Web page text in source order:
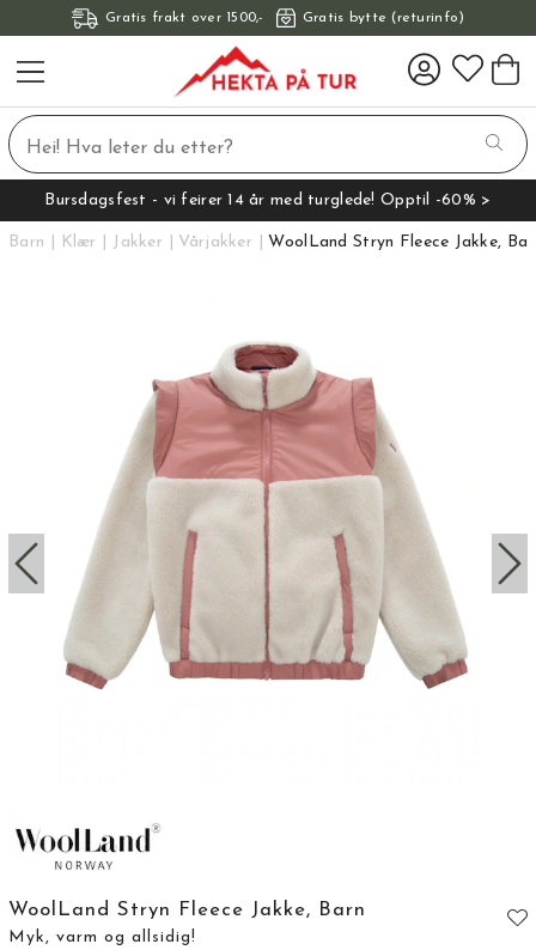
Gratis frakt over 1500,- Gratis bytte (returinfo)
Bursdagsfest - vi feirer 14 år med turglede! Opptil -60% >
Barn Klær Jakker Vårjakker WoolLand Stryn Fleece Jakke,
WoolLand Stryn Fleece Jakke, Barn
Myk, varm og allsidig!